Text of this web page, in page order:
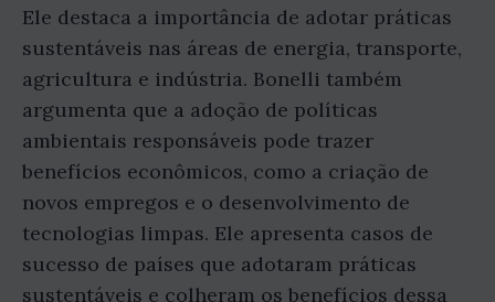
Ele destaca a importância de adotar práticas
sustentáveis nas áreas de energia, transporte,
agricultura e indústria. Bonelli também
argumenta que a adoção de políticas
ambientais responsáveis pode trazer
benefícios econômicos, como a criação de
novos empregos e o desenvolvimento de
tecnologias limpas. Ele apresenta casos de
sucesso de países que adotaram práticas
sustentáveis e colheram os benefícios dessa